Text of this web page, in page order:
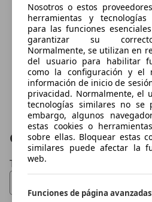
Contactar
Tu nombre
Nosotros o estos
herramientas y tecnologías
para las funciones
garantizar su
Normalmente, se utilizan en
del usuario para habilitar
como la configuración y el
información de inicio de
privacidad. Normalmente, el
tecnologías similares no se
embargo, algunos
estas cookies o
sobre ellas. Bloquear estas
similares puede afectar la
web.
Funciones de página avanzadas